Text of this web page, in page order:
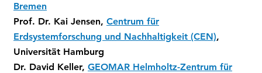
Bremen
Prof. Dr. Kai Jensen, Centrum für
Erdsystemforschung und Nachhaltigkeit (CEN),
Universität Hamburg
Dr. David Keller, GEOMAR Helmholtz-Zentrum für